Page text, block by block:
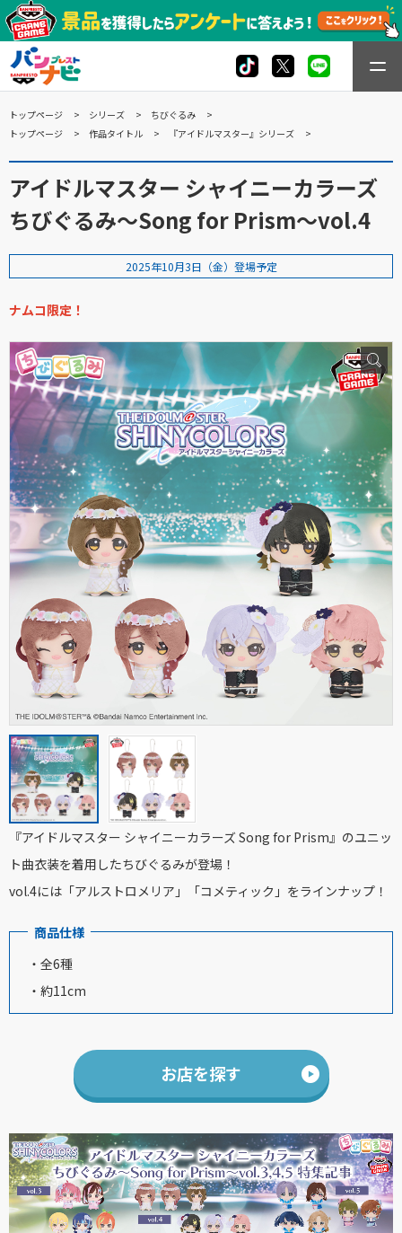
トップページ シリーズ
ちびぐるみ
トップページ
作品タイトル 『アイドルマスター』シリーズ
アイドルマスター シャイニーカラーズ
ちびぐるみ～Song for Prism～vol.4
2025年10月3日（金）登場予定
ナムコ限定！
『アイドルマスター シャイニーカラーズ Song for Prism』のユニッ
ト曲衣装を着用したちびぐるみが登場！
vol.4には「アルストロメリア」「コメティック」をラインナップ！
商品仕様
・全6種
・約11cm
お店を探す